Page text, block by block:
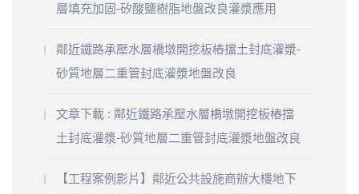
層填充加固-矽酸鹽樹脂地盤改良灌漿應用
鄰近鐵路承壓水層橋墩開挖板樁擋土封底灌漿-
砂質地層二重管封底灌漿地盤改良
文章下載 : 鄰近鐵路承壓水層橋墩開挖板樁擋
土封底灌漿-砂質地層二重管封底灌漿地盤改良
【工程案例影片】鄰近公共設施商辦大樓地下